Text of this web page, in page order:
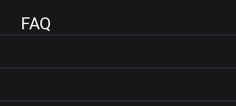
FAQ